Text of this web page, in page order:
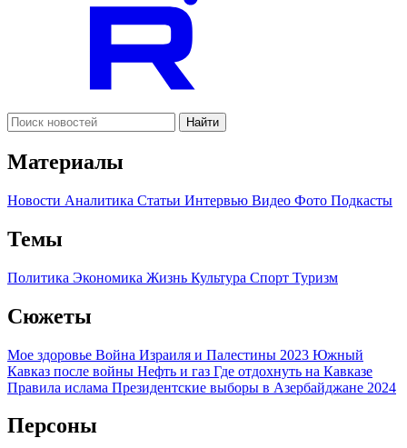
Найти
Материалы
Новости Аналитика Статьи Интервью Видео Фото Подкасты
Темы
Политика Экономика Жизнь Культура Спорт Туризм
Сюжеты
Мое здоровье Война Израиля и Палестины 2023 Южный
Кавказ после войны Нефть и газ Где отдохнуть на Кавказе
Правила ислама Президентские выборы в Азербайджане 2024
Персоны